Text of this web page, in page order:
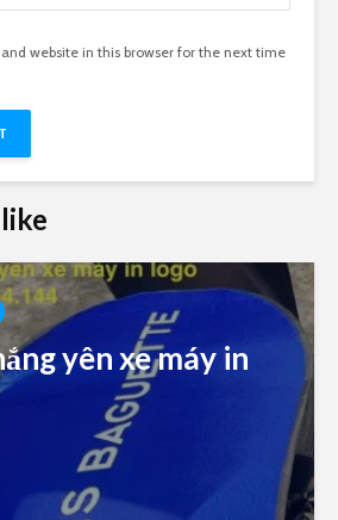
website in this browser for the next time
yên xe máy in